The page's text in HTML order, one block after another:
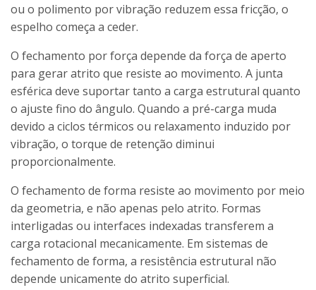
ou o polimento por vibração reduzem essa fricção, o
espelho começa a ceder.
O fechamento por força depende da força de aperto
para gerar atrito que resiste ao movimento. A junta
esférica deve suportar tanto a carga estrutural quanto
o ajuste fino do ângulo. Quando a pré-carga muda
devido a ciclos térmicos ou relaxamento induzido por
vibração, o torque de retenção diminui
proporcionalmente.
O fechamento de forma resiste ao movimento por meio
da geometria, e não apenas pelo atrito. Formas
interligadas ou interfaces indexadas transferem a
carga rotacional mecanicamente. Em sistemas de
fechamento de forma, a resistência estrutural não
depende unicamente do atrito superficial.